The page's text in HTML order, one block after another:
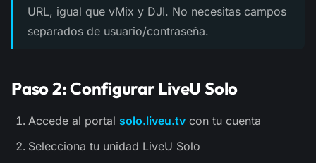
URL, igual que vMix y DJI. No necesitas campos
separados de usuario/contraseña.
Paso 2: Configurar LiveU Solo
Accede al portal solo.liveu.tv con tu cuenta
Selecciona tu unidad LiveU Solo